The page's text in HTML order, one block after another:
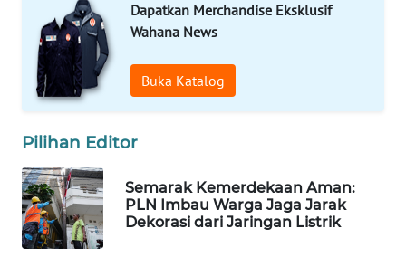
Dapatkan Merchandise Eksklusif
Wahana News
Buka Katalog
Pilihan Editor
Semarak Kemerdekaan Aman:
PLN Imbau Warga Jaga Jarak
Dekorasi dari Jaringan Listrik
WAHANANEWS
ID
WAHANANEWS
CO ID
NET
WAHANA
SPORT